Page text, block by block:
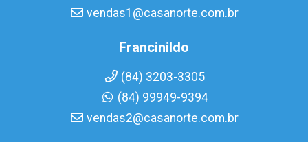
vendas1@casanorte.com.br
Francinildo
(84) 3203-3305
(84) 99949-9394
vendas2@casanorte.com.br